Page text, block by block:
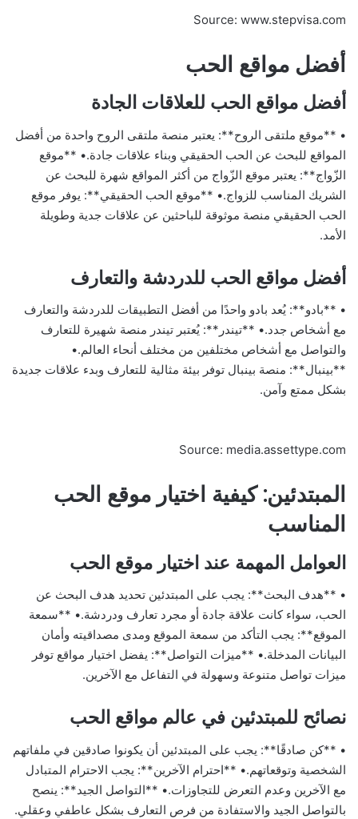
Source: www.stepvisa.com
أفضل مواقع الحب
أفضل مواقع الحب للعلاقات الجادة
• **موقع ملتقى الروح**: يعتبر منصة ملتقى الروح واحدة من أفضل
المواقع للبحث عن الحب الحقيقي وبناء علاقات جادة.• **موقع
الزّواج**: يعتبر موقع الزّواج من أكثر المواقع شهرة للبحث عن
الشريك المناسب للزواج.• **موقع الحب الحقيقي**: يوفر موقع
الحب الحقيقي منصة موثوقة للباحثين عن علاقات جدية وطويلة
الأمد.
أفضل مواقع الحب للدردشة والتعارف
• **بادو**: يُعد بادو واحدًا من أفضل التطبيقات للدردشة والتعارف
مع أشخاص جدد.• **تيندر**: يُعتبر تيندر منصة شهيرة للتعارف
والتواصل مع أشخاص مختلفين من مختلف أنحاء العالم.•
**بينبال**: منصة بينبال توفر بيئة مثالية للتعارف وبدء علاقات جديدة
بشكل ممتع وآمن.
Source: media.assettype.com
المبتدئين: كيفية اختيار موقع الحب
المناسب
العوامل المهمة عند اختيار موقع الحب
• **هدف البحث**: يجب على المبتدئين تحديد هدف البحث عن
الحب، سواء كانت علاقة جادة أو مجرد تعارف ودردشة.• **سمعة
الموقع**: يجب التأكد من سمعة الموقع ومدى مصداقيته وأمان
البيانات المدخلة.• **ميزات التواصل**: يفضل اختيار مواقع توفر
ميزات تواصل متنوعة وسهولة في التفاعل مع الآخرين.
نصائح للمبتدئين في عالم مواقع الحب
• **كن صادقًا**: يجب على المبتدئين أن يكونوا صادقين في ملفاتهم
الشخصية وتوقعاتهم.• **احترام الآخرين**: يجب الاحترام المتبادل
مع الآخرين وعدم التعرض للتجاوزات.• **التواصل الجيد**: ينصح
بالتواصل الجيد والاستفادة من فرص التعارف بشكل عاطفي وعقلي.